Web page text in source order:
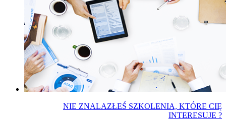
NIE ZNALAZŁEŚ SZKOLENIA, KTÓRE CIĘ
INTERESUJE ?